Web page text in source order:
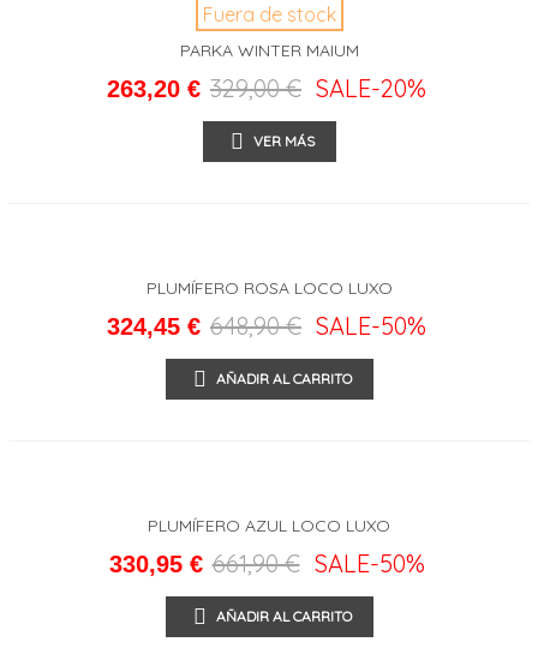
Fuera de stock
PARKA WINTER MAIUM
263,20 € 329,00 € SALE-20%
VER MÁS
PLUMÍFERO ROSA LOCO LUXO
324,45 € 648,90 € SALE-50%
AÑADIR AL CARRITO
PLUMÍFERO AZUL LOCO LUXO
330,95 € 661,90 € SALE-50%
AÑADIR AL CARRITO